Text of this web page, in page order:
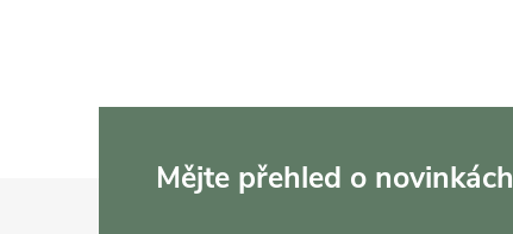
Mějte přehled o novinkách